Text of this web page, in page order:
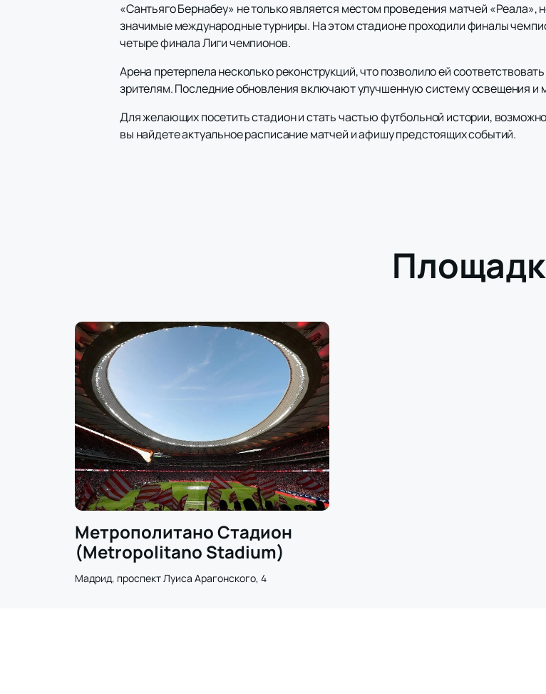
«Сантьяго Бернабеу» не только является местом проведения матчей «Реала»,
значимые международные турниры. На этом стадионе проходили финалы
четыре финала Лиги чемпионов.
Арена претерпела несколько реконструкций, что позволило ей
зрителям. Последние обновления включают улучшенную систему освещения и
Для желающих посетить стадион и стать частью футбольной истории,
вы найдете актуальное расписание матчей и афишу предстоящих событий.
Метрополитано Стадион
(Metropolitano Stadium)
Мадрид, проспект Луиса Арагонского, 4